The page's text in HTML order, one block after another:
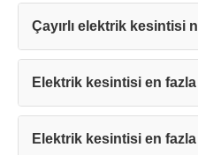
Çayırlı elektrik kesintisi
Elektrik kesintisi en
Elektrik kesintisi en